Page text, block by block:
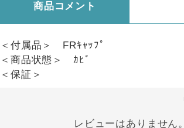
商品コメント
＜付属品＞ FRｷｬｯﾌﾟ
＜商品状態＞ ｶﾋﾞ
＜保証＞
レビューはありません。